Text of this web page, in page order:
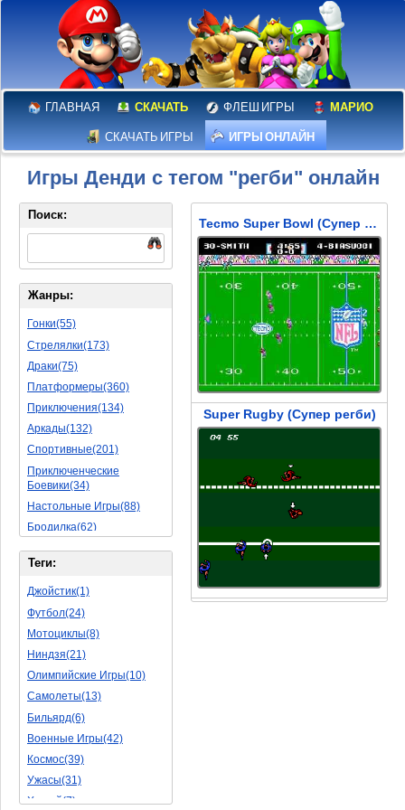
ГЛАВНАЯ СКАЧАТЬ ФЛЕШ ИГРЫ МАРИО
СКАЧАТЬ ИГРЫ ИГРЫ ОНЛАЙН
Игры Денди с тегом "регби" онлайн
Tecmo Super Bowl (Супер Кубок)
Super Rugby (Супер регби)
Поиск:
Жанры:
Гонки(55)
Стрелялки(173)
Драки(75)
Платформеры(360)
Приключения(134)
Аркады(132)
Спортивные(201)
Приключенческие
Боевики(34)
Настольные Игры(88)
Бродилка(62)
Стратегии(77)
Боевые RPG(50)
Симуляторы(31)
Леталки(24)
Симуляторы Жизни(76)
Уникальный(29)
Логические Игры(35)
Азартные(45)
Ролевые Игры(176)
Боевик(10)
Головоломка(11)
Rpg(14)
Пошаговые Игры(22)
Теги:
Джойстик(1)
Футбол(24)
Мотоциклы(8)
Ниндзя(21)
Олимпийские Игры(10)
Самолеты(13)
Бильярд(6)
Военные Игры(42)
Космос(39)
Ужасы(31)
Хоккей(7)